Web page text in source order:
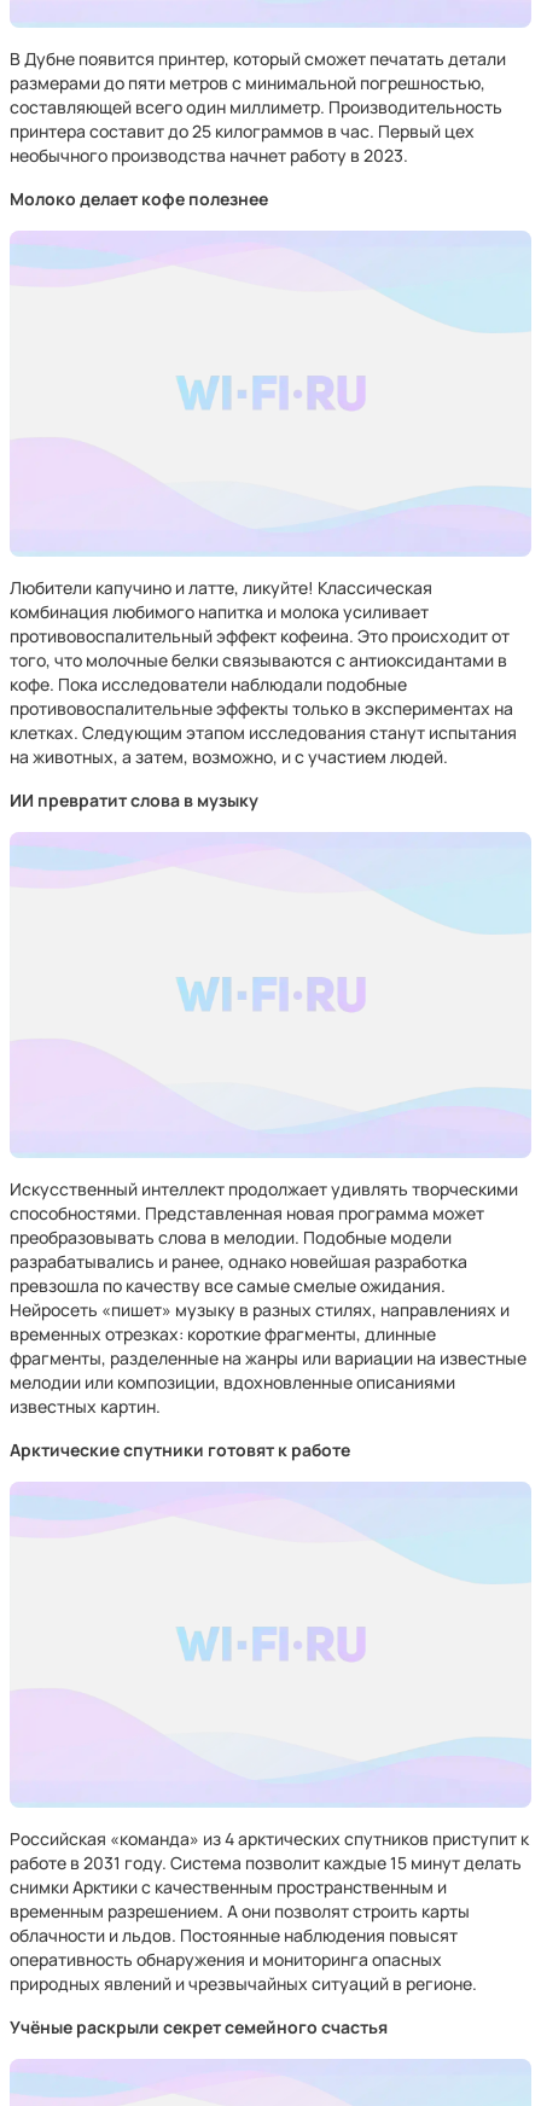
В Дубне появится принтер, который сможет печатать детали
размерами до пяти метров с минимальной погрешностью,
составляющей всего один миллиметр. Производительность
принтера составит до 25 килограммов в час. Первый цех
необычного производства начнет работу в 2023.
Молоко делает кофе полезнее
Любители капучино и латте, ликуйте! Классическая
комбинация любимого напитка и молока усиливает
противовоспалительный эффект кофеина. Это происходит от
того, что молочные белки связываются с антиоксидантами в
кофе. Пока исследователи наблюдали подобные
противовоспалительные эффекты только в экспериментах на
клетках. Следующим этапом исследования станут испытания
на животных, а затем, возможно, и с участием людей.
ИИ превратит слова в музыку
Искусственный интеллект продолжает удивлять творческими
способностями. Представленная новая программа может
преобразовывать слова в мелодии. Подобные модели
разрабатывались и ранее, однако новейшая разработка
превзошла по качеству все самые смелые ожидания.
Нейросеть «пишет» музыку в разных стилях, направлениях и
временных отрезках: короткие фрагменты, длинные
фрагменты, разделенные на жанры или вариации на известные
мелодии или композиции, вдохновленные описаниями
известных картин.
Арктические спутники готовят к работе
Российская «команда» из 4 арктических спутников приступит к
работе в 2031 году. Система позволит каждые 15 минут делать
снимки Арктики с качественным пространственным и
временным разрешением. А они позволят строить карты
облачности и льдов. Постоянные наблюдения повысят
оперативность обнаружения и мониторинга опасных
природных явлений и чрезвычайных ситуаций в регионе.
Учёные раскрыли секрет семейного счастья